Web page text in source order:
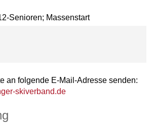
Senioren; Massenstart
an folgende E-Mail-Adresse senden:
skiverband.de